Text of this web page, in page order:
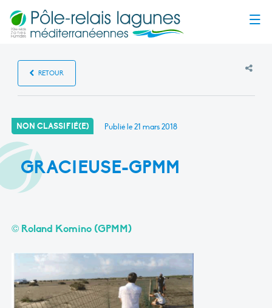
RETOUR
NON CLASSIFIÉ(E) Publié le21 mars 2018
GRACIEUSE-GPMM
© Roland Komino (GPMM)